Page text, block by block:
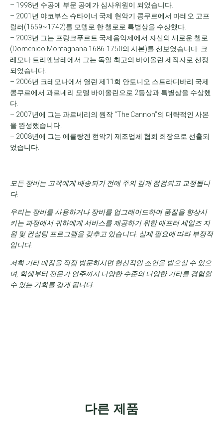
– 1998년 수공예 부문 공예가 심사위원이 되었습니다.
– 2001년 야코부스 슈타이너 국제 현악기 콩쿠르에서 마테오 고프
릴러(1659~1742)를 모델로 한 첼로로 특별상을 수상했다.
– 2003년 그는 프랑크푸르트 국제음악제에서 자신의 새로운 첼로
(Domenico Montagnana 1686-1750의 사본)를 선보였습니다. 크
레모나 트리엔날레에서 그는 독일 최고의 바이올린 제작자로 선정
되었습니다.
– 2006년 크레모나에서 열린 제11회 안토니오 스트라디바리 국제
콩쿠르에서 과르네리 모델 바이올린으로 2등상과 특별상을 수상했
다.
– 2007년에 그는 과르네리의 원작 “The Cannon”의 대략적인 사본
을 완성했습니다.
– 2008년에 그는 에를랑겐 현악기 제조업체 협회 회장으로 선출되
었습니다.
모든 장비는 고객에게 배송되기 전에 주의 깊게 점검되고 교정됩니
다.
우리는 장비를 사용하거나 장비를 업그레이드하여 품질을 향상시
키는 과정에서 귀하에게 서비스를 제공하기 위한 애프터 세일즈 지
원 및 컨설팅 프로그램을 갖추고 있습니다. 실제 필요에 따라 부정적
입니다.
저희 기타 매장을 직접 방문하시면 헌신적인 조언을 받으실 수 있으
며, 학생부터 전문가 연주까지 다양한 수준의 다양한 기타를 경험할
수 있는 기회를 갖게 됩니다.
다른 제품